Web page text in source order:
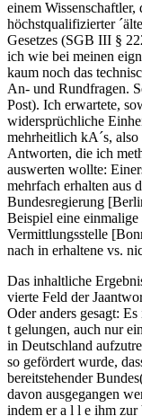
einem
höchstqualifizierter
Gesetzes (SGB III §
ich wie bei meinen
kaum noch das
An- und Rundfragen.
Post). Ich erwartete,
widersprüchliche
mehrheitlich kA´s,
Antworten, die ich
auswerten wollte:
mehrfach erhalten aus
Bundesregierung
Beispiel eine
Vermittlungsstelle
nach in erhaltene vs.
Das inhaltliche
vierte Feld der
Oder anders gesagt:
t gelungen, auch nur
in Deutschland
so gefördert wurde,
bereitstehender
davon ausgegangen
indem er a l l e ihm zur